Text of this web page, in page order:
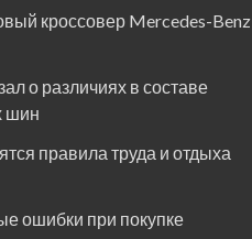
кроссовер Mercedes-Benz
о различиях в составе
шин
правила труда и отдыха
ошибки при покупке